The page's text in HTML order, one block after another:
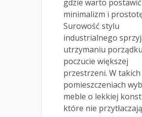
gdzie warto
minimalizm i
Surowość stylu
industrialnego
utrzymaniu
poczucie większej
przestrzeni. W takich
pomieszczeniach
meble o lekkiej
które nie przytłaczają